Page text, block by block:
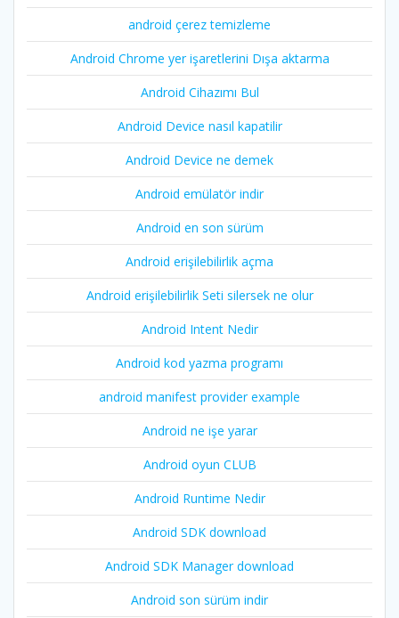
android çerez temizleme
Android Chrome yer işaretlerini Dışa aktarma
Android Cihazımı Bul
Android Device nasıl kapatilir
Android Device ne demek
Android emülatör indir
Android en son sürüm
Android erişilebilirlik açma
Android erişilebilirlik Seti silersek ne olur
Android Intent Nedir
Android kod yazma programı
android manifest provider example
Android ne işe yarar
Android oyun CLUB
Android Runtime Nedir
Android SDK download
Android SDK Manager download
Android son sürüm indir